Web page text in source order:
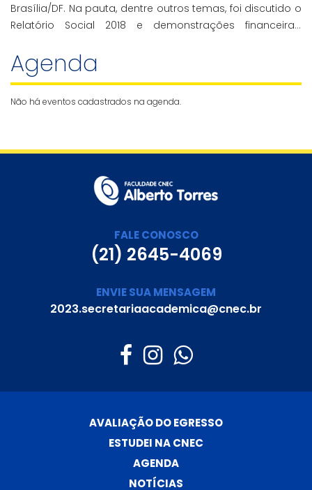
Brasília/DF. Na pauta, dentre outros temas, foi discutido o
Relatório Social 2018 e demonstrações financeiras,
do ano passado.
Agenda
Não há eventos cadastrados na agenda.
FALE CONOSCO
(21) 2645-4069
ENVIE SUA MENSAGEM
2023.secretariaacademica@cnec.br
AVALIAÇÃO DO EGRESSO
ESTUDEI NA CNEC
AGENDA
NOTÍCIAS